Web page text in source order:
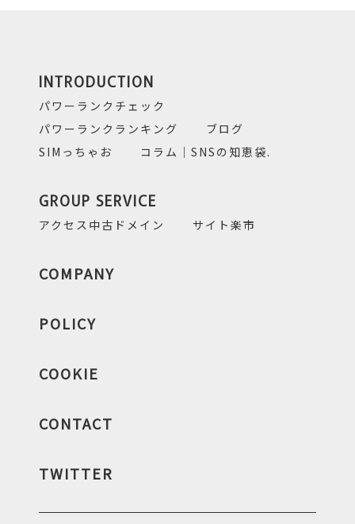
INTRODUCTION
パワーランクチェック
パワーランクランキング
ブログ
SIMっちゃお
コラム｜SNSの知恵袋.
GROUP SERVICE
アクセス中古ドメイン サイト楽市
COMPANY
POLICY
COOKIE
CONTACT
TWITTER